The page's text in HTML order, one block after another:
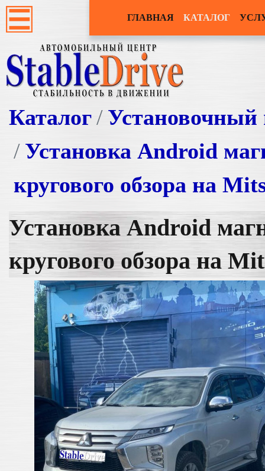
ГЛАВНАЯ КАТАЛОГ
Каталог
Установочный
Установка Android
кругового обзора на
Установка Android
кругового обзора на